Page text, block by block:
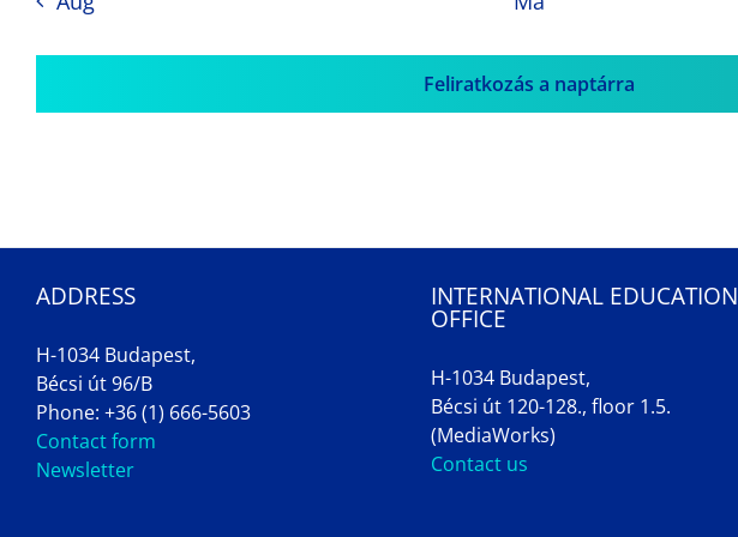
Feliratkozás a naptárra
ADDRESS
H-1034 Budapest,
Bécsi út 96/B
Phone: +36 (1) 666-5603
Contact form
Newsletter
INTERNATIONAL EDUCATION
OFFICE
H-1034 Budapest,
Bécsi út 120-128., floor 1.5.
(MediaWorks)
Contact us